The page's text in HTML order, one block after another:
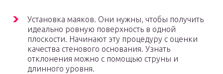
Установка маяков. Они нужны, чтобы получить
идеально ровную поверхность в одной
плоскости. Начинают эту процедуру с оценки
качества стенового основания. Узнать
отклонения можно с помощью струны и
длинного уровня.